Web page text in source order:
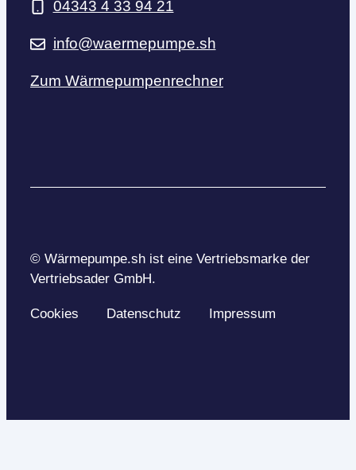
04343 4 33 94 21
info@waermepumpe.sh
Zum Wärmepumpenrechner
© Wärmepumpe.sh ist eine Vertriebsmarke der
Vertriebsader GmbH.
Cookies Datenschutz Impressum